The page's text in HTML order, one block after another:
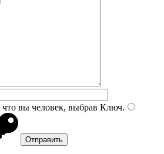
вы человек, выбрав Ключ.